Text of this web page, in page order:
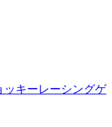
ッキーレーシングゲ